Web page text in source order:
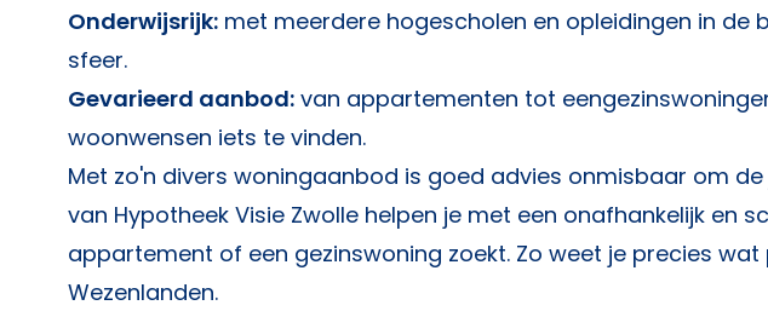
Onderwijsrijk: met meerdere hogescholen en opleidingen in de
sfeer.
Gevarieerd aanbod: van appartementen tot
woonwensen iets te vinden.
Met zo'n divers woningaanbod is goed advies onmisbaar om de
van Hypotheek Visie Zwolle helpen je met een onafhankelijk en
appartement of een gezinswoning zoekt. Zo weet je precies
Wezenlanden.